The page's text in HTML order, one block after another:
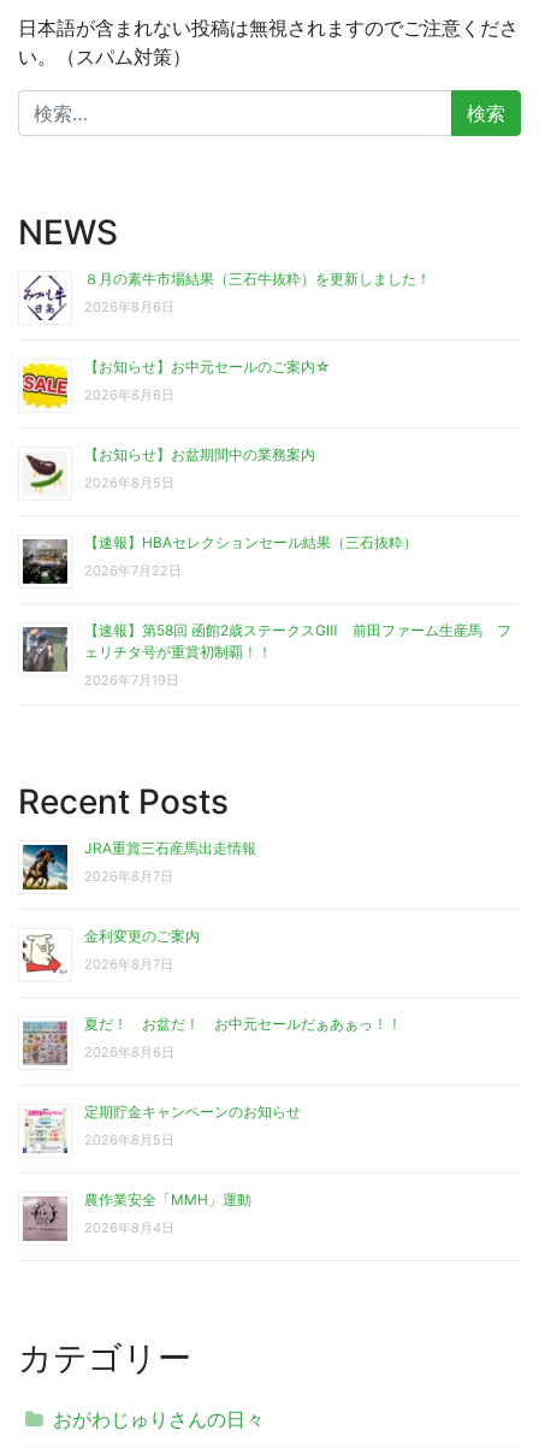
日本語が含まれない投稿は無視されますのでご注意くださ
い。（スパム対策）
検
索:
NEWS
８月の素牛市場結果（三石牛抜粋）を更新しました！
2026年8月6日
【お知らせ】お中元セールのご案内☆
2026年8月6日
【お知らせ】お盆期間中の業務案内
2026年8月5日
【速報】HBAセレクションセール結果（三石抜粋）
2026年7月22日
【速報】第58回 函館2歳ステークスGⅢ 前田ファーム生産馬 フ
ェリチタ号が重賞初制覇！！
2026年7月19日
Recent Posts
JRA重賞三石産馬出走情報
2026年8月7日
金利変更のご案内
2026年8月7日
夏だ！ お盆だ！ お中元セールだぁあぁっ！！
2026年8月6日
定期貯金キャンペーンのお知らせ
2026年8月5日
農作業安全「MMH」運動
2026年8月4日
カテゴリー
おがわじゅりさんの日々